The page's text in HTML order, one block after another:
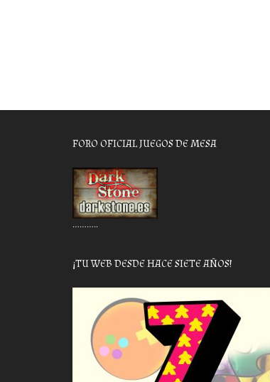
FORO OFICIAL JUEGOS DE MESA
………..
¡TU WEB DESDE HACE SIETE AÑOS!